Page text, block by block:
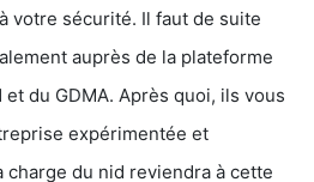
votre sécurité. Il faut de suite
auprès de la plateforme
et du GDMA. Après quoi, ils vous
expérimentée et
charge du nid reviendra à cette